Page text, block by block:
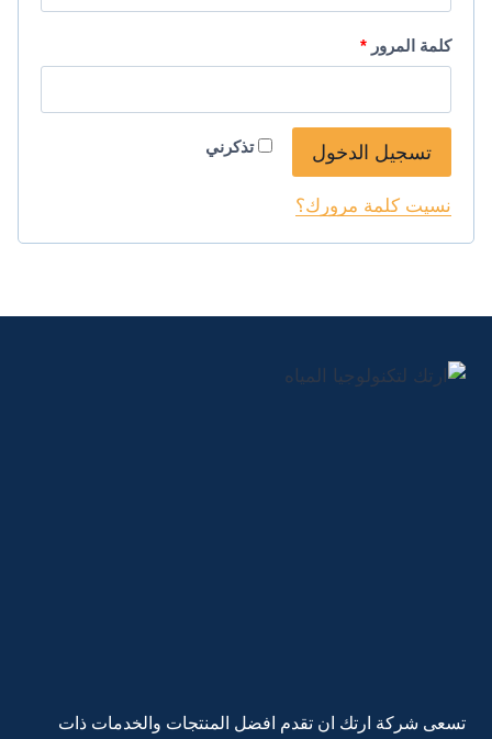
و
كلمة المرور *
م
ل
و
ة
تذكرني تسجيل الدخول
نسيت كلمة مرورك؟
تسعى شركة ارتك ان تقدم افضل المنتجات والخدمات ذات